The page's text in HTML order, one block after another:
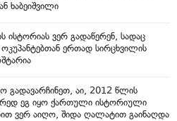
ხაბეიშვილი
ისტორიას ვერ გადაწერენ, სადაც
ერთად სირცხვილის
გადავარჩინეთ, აი, 2012 წლის
ეგ იყო ქართული ისტორიული
ვერ აიღო, შიდა ღალატით გაინაღდა